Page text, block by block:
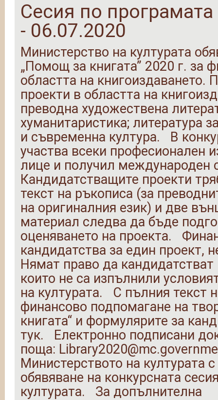
Сесия по
- 06.07.2020
Министерство на културата
„Помощ за книгата” 2020 г. за
областта на
проекти в областта на
преводна художествена
хуманитаристика; литература
и съвременна култура. В
участва всеки професионален
лице и получил
Кандидатстващите проекти
текст на ръкописа (за
на оригиналния език) и две
материал следва да бъде
оценяването на проекта.
кандидатства за един
Нямат право да кандидатстват
които не са изпълнили
на културата. С пълния текст
финансово подпомагане на
книгата“ и формулярите за
тук. Електронно подписани
поща:
Министерството на културата
обявяване на конкурсната
културата. За допълнителна